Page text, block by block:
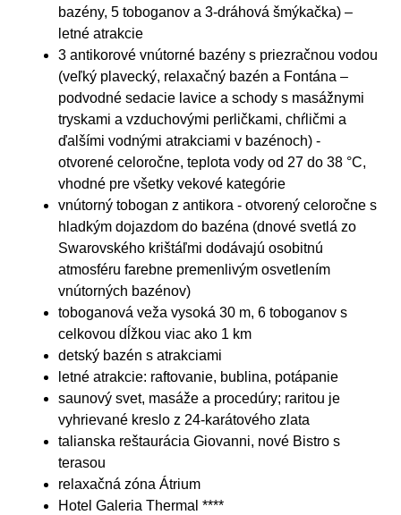
bazény, 5 toboganov a 3-dráhová šmýkačka) –
letné atrakcie
3 antikorové vnútorné bazény s priezračnou vodou
(veľký plavecký, relaxačný bazén a Fontána –
podvodné sedacie lavice a schody s masážnymi
tryskami a vzduchovými perličkami, chŕličmi a
ďalšími vodnými atrakciami v bazénoch) -
otvorené celoročne, teplota vody od 27 do 38 °C,
vhodné pre všetky vekové kategórie
vnútorný tobogan z antikora - otvorený celoročne s
hladkým dojazdom do bazéna (dnové svetlá zo
Swarovského krištáľmi dodávajú osobitnú
atmosféru farebne premenlivým osvetlením
vnútorných bazénov)
toboganová veža vysoká 30 m, 6 toboganov s
celkovou dĺžkou viac ako 1 km
detský bazén s atrakciami
letné atrakcie: raftovanie, bublina, potápanie
saunový svet, masáže a procedúry; raritou je
vyhrievané kreslo z 24-karátového zlata
talianska reštaurácia Giovanni, nové Bistro s
terasou
relaxačná zóna Átrium
Hotel Galeria Thermal ****